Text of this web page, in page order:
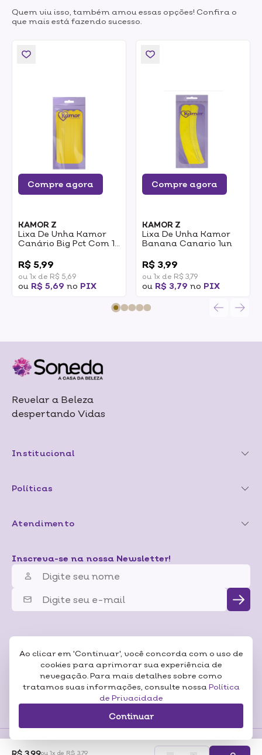
Ao clicar em 'Continuar', você concorda com o uso de
cookies para aprimorar sua experiência de
nevegação. Para mais detalhes sobre como
tratamos suas informações, consulte nossa Política
de Privacidade
Continuar
ou 1x de R$ 3,79
Quem viu isso, também amou essas opções! Confira o
que mais está fazendo sucesso.
Compre agora
KAMOR Z
Lixa De Unha Kamor
Canário Big Pct Com 12
R$ 5,99
ou 1x de R$ 5,69
ou R$ 5,69 no PIX
Compre agora
KAMOR Z
Lixa De Unha Kamor
Banana Canario 1un
R$ 3,99
ou 1x de R$ 3,79
ou R$ 3,79 no PIX
Revelar a Beleza
despertando Vidas
Institucional
Políticas
Atendimento
Inscreva-se na nossa Newsletter!